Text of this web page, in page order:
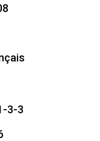
3-3